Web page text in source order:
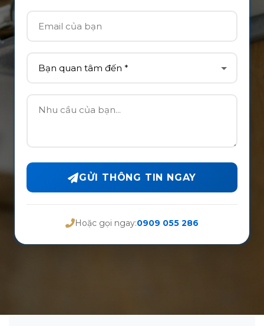
GỬI THÔNG TIN NGAY
Hoặc gọi ngay:0909 055 286